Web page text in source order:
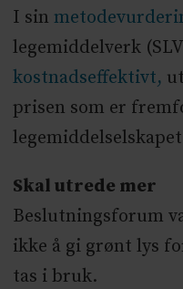
behandles med
dem som får
det ut som at
lenger med
(progresjonsfri
Beslutningsforum
stilling til om
gis pasienter
minst 50 % før
I sin
legemiddelverk
kostnadseffektivt,
prisen som er
Skal utrede mer
Beslutningsforum
ikke å gi grønt lys
tas i bruk.